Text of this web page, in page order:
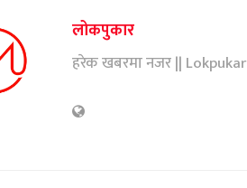
लोकपुकार
हरेक खबरमा नजर || Lokpukar